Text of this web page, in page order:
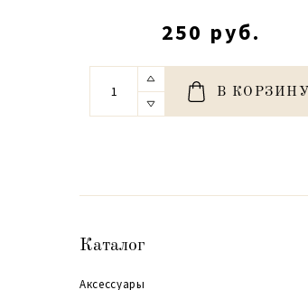
250 руб.
В КОРЗИНУ
Каталог
Аксессуары